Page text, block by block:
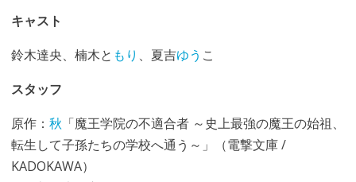
キャスト
鈴木達央、楠木と もり 、夏吉ゆう こ
スタッフ
原作： 秋 「魔王学院の不適合者 ～史上最強の魔王の始祖、
転生して子孫たちの学校へ通う～」（電撃文庫 /
KADOKAWA）